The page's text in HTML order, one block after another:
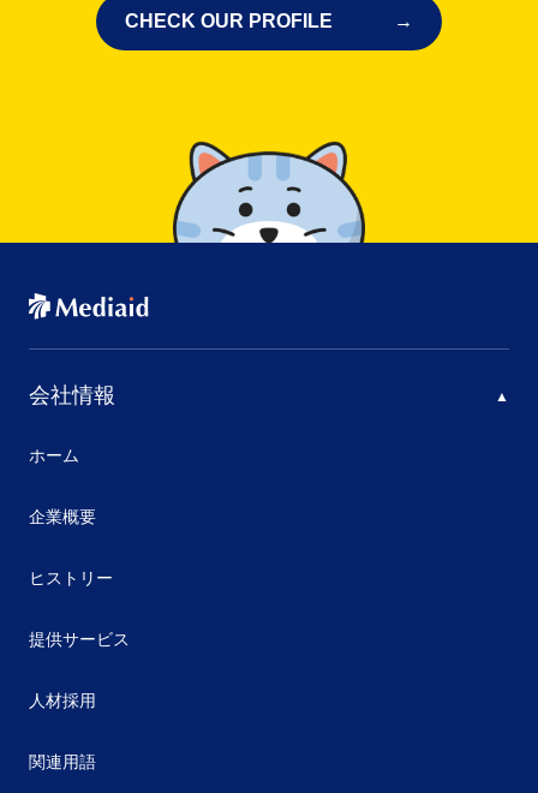
CHECK OUR PROFILE
会社情報
ホーム
企業概要
ヒストリー
提供サービス
人材採用
関連用語